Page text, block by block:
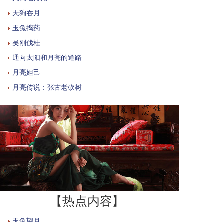
天狗吞月
玉兔捣药
吴刚伐桂
通向太阳和月亮的道路
月亮妲己
月亮传说：张古老砍树
【热点内容】